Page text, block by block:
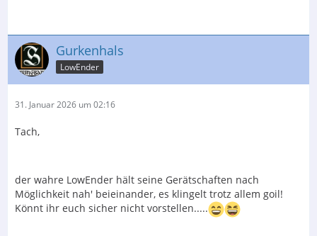
Gurkenhals
LowEnder
31. Januar 2026 um 02:16
Tach,
der wahre LowEnder hält seine Gerätschaften nach
Möglichkeit nah' beieinander, es klingelt trotz allem goil!
Könnt ihr euch sicher nicht vorstellen.....